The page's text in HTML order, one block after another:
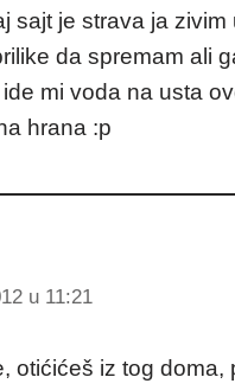
sajt je strava ja zivim
da spremam ali
mi voda na usta
hrana :p
u 11:21
otićićeš iz tog doma,